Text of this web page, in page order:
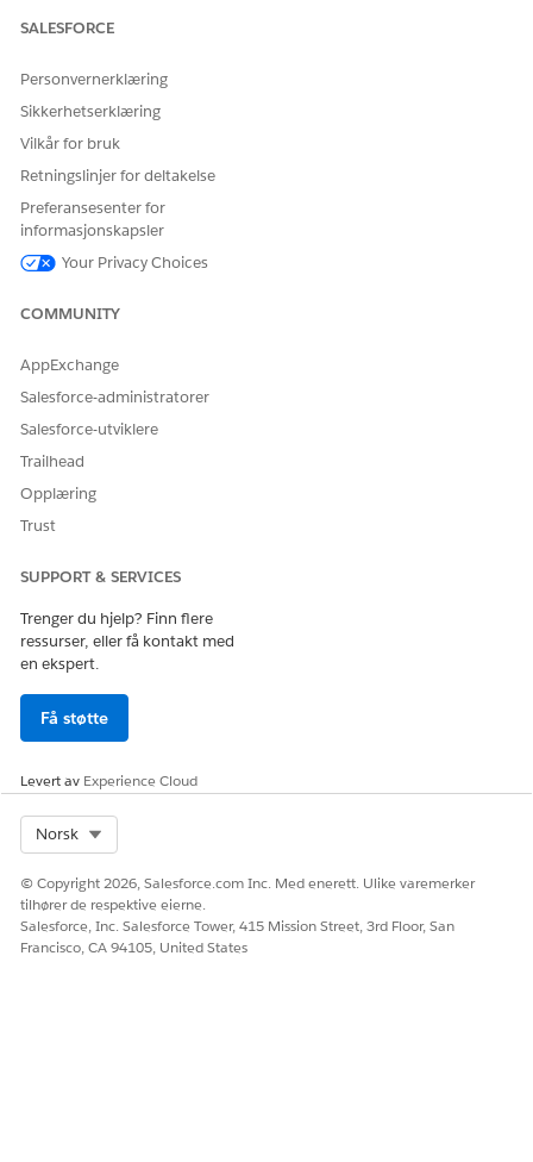
Einstein-revisjon, analyse og overvåking.
HJALP DENNE ARTIKKELEN MED Å LØSE PROBLEMET DITT?
La oss få vite det slik at vi kan forbedre!
SALESFORCE
Personvernerklæring
Sikkerhetserklæring
Vilkår for bruk
Retningslinjer for deltakelse
Preferansesenter for
informasjonskapsler
Your Privacy Choices
COMMUNITY
AppExchange
Salesforce-administratorer
Salesforce-utviklere
Trailhead
Opplæring
Trust
SUPPORT & SERVICES
Trenger du hjelp? Finn flere
ressurser, eller få kontakt med
en ekspert.
Få støtte
Levert av Experience Cloud
Norsk
© Copyright 2026, Salesforce.com Inc. Med enerett. Ulike varemerker
tilhører de respektive eierne.
Salesforce, Inc. Salesforce Tower, 415 Mission Street, 3rd Floor, San
Francisco, CA 94105, United States